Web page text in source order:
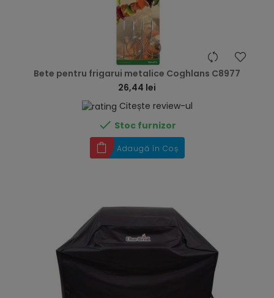
Bete pentru frigarui metalice Coghlans C8977
26,44 lei
Citește review-ul
 Stoc furnizor
Adaugă în Coș